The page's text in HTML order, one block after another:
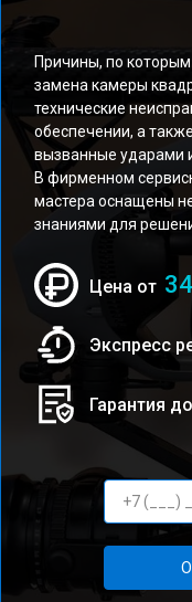
Причины, по
замена камеры
технические
обеспечении, а
вызванные ударами
В фирменном
мастера оснащены
знаниями для
Цена от
Экспресс
Гарантия